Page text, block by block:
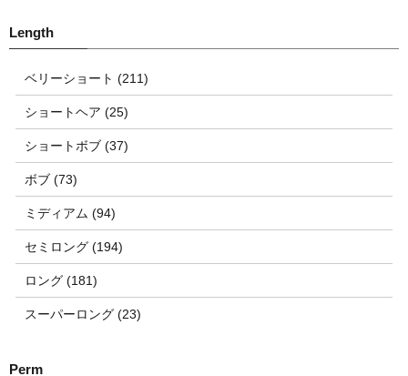
ベリーショート (211)
ショートヘア (25)
ショートボブ (37)
ボブ (73)
ミディアム (94)
セミロング (194)
ロング (181)
スーパーロング (23)